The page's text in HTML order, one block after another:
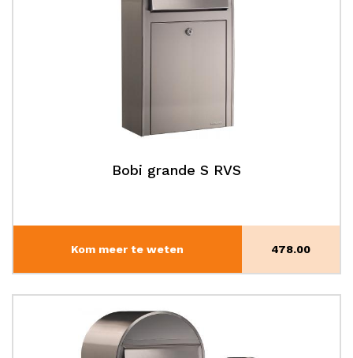
Bobi grande S RVS
Kom meer te weten 478.00